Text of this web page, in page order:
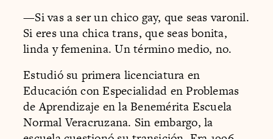
—Si vas a ser un chico gay, que seas varonil.
Si eres una chica trans, que seas bonita,
linda y femenina. Un término medio, no.
Estudió su primera licenciatura en
Educación con Especialidad en Problemas
de Aprendizaje en la Benemérita Escuela
Normal Veracruzana. Sin embargo, la